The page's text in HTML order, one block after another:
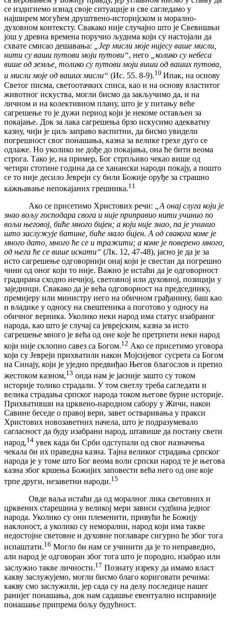
се издигнемо изнад своје ситуације и све сагледамо у
најширем могућем друштвено-историјском и морално-
духовном контексту. Свакако није случајно што је Свевишњи
још у древна времена поручио људима који су настојали да
схвате смисао дешавања:
„Јер мисли моје нијесу ваше мисли,
нити су ваши путови моји путови“, него
„колико су небеса
више од земље, толико су путови моји виши од ваших путова,
и мисли моје од ваших мисли“ (Ис. 55. 8-9).10 Ипак, на основу
Светог писма, светоотачких списа, као и на основу властитог
животног искуства, могли бисмо да закључимо да, и на
личном и на колективном плану, што је у питању веће
сагрешење то је дужи период који је некоме остављен за
покајање. Док за лака сагрешења брзо искусимо адекватну
казну, чији је циљ заправо васпитни, да бисмо увидели
погрешност свог понашања, казна за велике грехе дуго се
одлаже. Но уколико не дође до покајања, она ће бити веома
строга. Тако је, на пример, Бог стрпљиво чекао више од
четири стотине година да се ханански народи покају, а пошто
се то није десило Јевреји су били Божије оруђе за страшно
кажњавање непокајаних грешника.11
Ако се присетимо Христових речи:
„А онај слуга који је
знао вољу господара свога и није приправио нити учинио по
вољи његовој, биће много бијен; а који није знао, па је учинио
што заслужује батине, биће мало бијен. А од свакога коме је
много дато, много ће се и тражити; а коме је поверено много,
од њега ће се више искати“ (Лк. 12, 47-48), јасно је да је за
исто сагрешење одговорнији онај који је свестан да погрешно
чини од оног који то није. Важно је истаћи да је одговорност
градирана сходно нечијој, световној или духовној, позицији у
заједници. Свакако да је већа одговорност на председнику,
премијеру или министру него на обичном грађанину, баш као
и владике у односу на свештеника а поготово у односу на
обичног верника. Уколико неки народ има статус изабраног
народа, као што је случај са јеврејским, казна за исто
сагрешење много је већа од оне које ће претрпети неки народ
који није склопио савез са Богом.12 Ако се присетимо уговора
који су Јевреји прихватили након Мојсијевог сусрета са Богом
на Синају, који је уједно предвиђао Његов благослов и претио
жестоком казном,13 онда нам је јасније зашто су током
историје толико страдали. У том светлу треба сагледати и
велика страдања српског народа током његове бурне историје.
Прихвативши на црквено-народном сабору у Жичи, након
Савине беседе о правој вери, завет остваривања у пракси
Христових новозаветних начела, што је подразумевало
сагласност да буду изабрани народ, штавише да постану свети
народ,14 увек када би Срби одступали од свог назначења
чекала би их праведна казна. Тајна великог страдања српског
народа је у томе што Бог веома воли српски народ те је његова
казна због кршења Божијих заповести већа него од оне које
трпе други, незаветни народи.15
Овде ваља истаћи да од моралног лика световних и
црквених старешина у великој мери зависи судбина једног
народа. Уколико су они племенити, привући ће Божију
наклоност, а уколико су неморални, народ који има такве
недостојне световне и духовне поглаваре сигурно ће због тога
испаштати.16 Могло би нам се учинити да је то неправедно,
али народ је одговоран због тога што је породио, изабрао или
заслужио такве личности.17 Познату изреку да имамо власт
какву заслужујемо, могли бисмо благо кориговати речима:
какву смо заслужили, јер сада су на делу последице нашег
ранијег понашања, док нам садашње евентуално исправније
понашање припрема бољу будућност.